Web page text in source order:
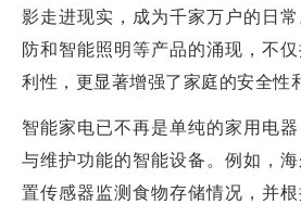
影走进现实，成为千家万户的日
防和智能照明等产品的涌现，不
利性，更显著增强了家庭的安全性
智能家电已不再是单纯的家用电
与维护功能的智能设备。例如，
置传感器监测食物存储情况，并